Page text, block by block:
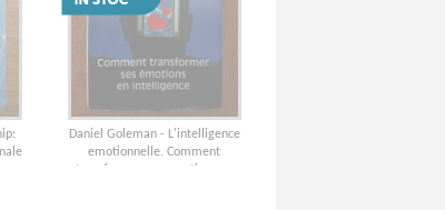
Daniel Goleman - L'intelligence
emotionnelle. Comment
transformer ses emotions en